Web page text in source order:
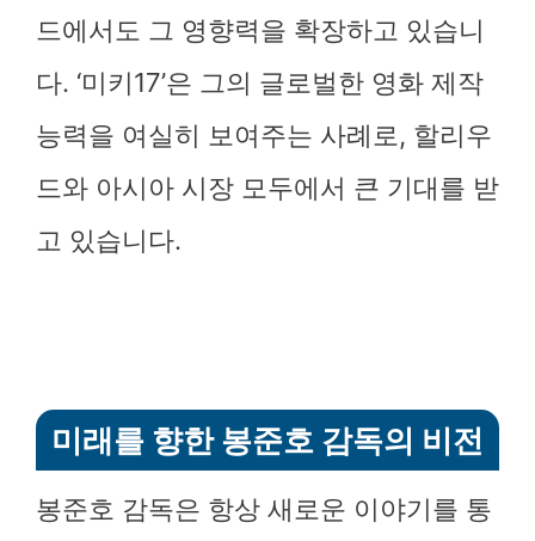
드에서도 그 영향력을 확장하고 있습니
다. ‘미키17’은 그의 글로벌한 영화 제작
능력을 여실히 보여주는 사례로, 할리우
드와 아시아 시장 모두에서 큰 기대를 받
고 있습니다.
미래를 향한 봉준호 감독의 비전
봉준호 감독은 항상 새로운 이야기를 통